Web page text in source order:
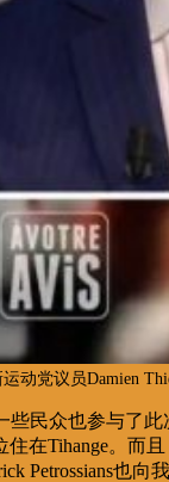
动党议员Damien
些民众也参与了
住在Tihange。而
Petrossians也向